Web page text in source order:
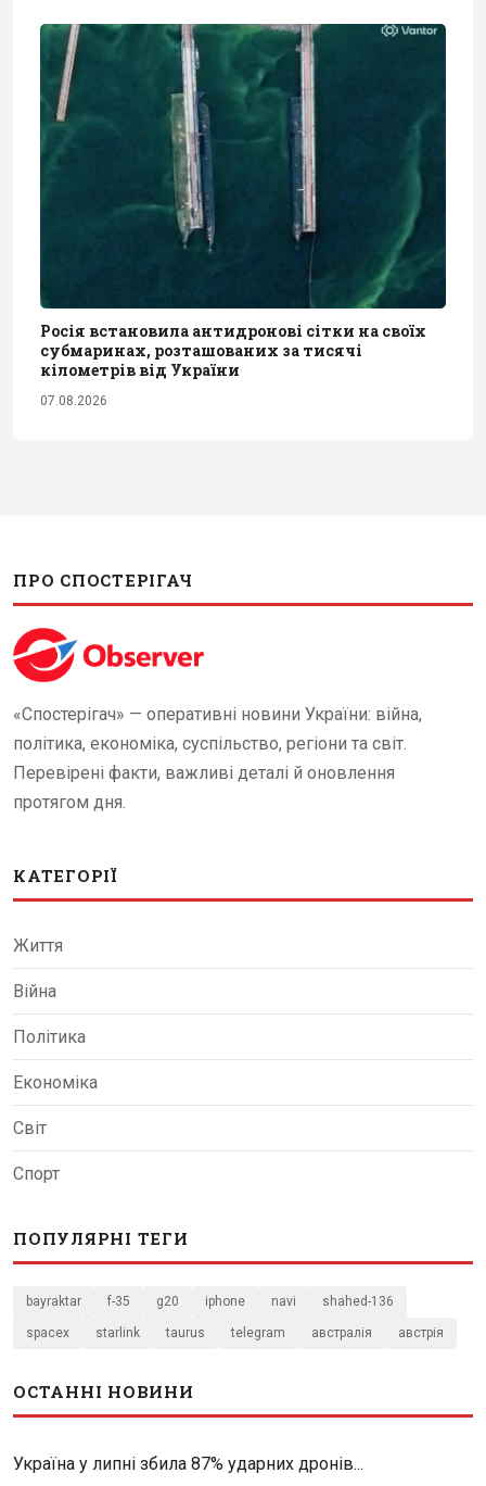
Росія встановила антидронові сітки на своїх
субмаринах, розташованих за тисячі
кілометрів від України
07.08.2026
ПРО СПОСТЕРІГАЧ
«Спостерігач» — оперативні новини України: війна,
політика, економіка, суспільство, регіони та світ.
Перевірені факти, важливі деталі й оновлення
протягом дня.
КАТЕГОРІЇ
Життя
Війна
Політика
Економіка
Світ
Спорт
ПОПУЛЯРНІ ТЕГИ
bayraktar f-35 g20 iphone navi shahed-136
spacex starlink taurus telegram австралія австрія
ОСТАННІ НОВИНИ
Україна у липні збила 87% ударних дронів...